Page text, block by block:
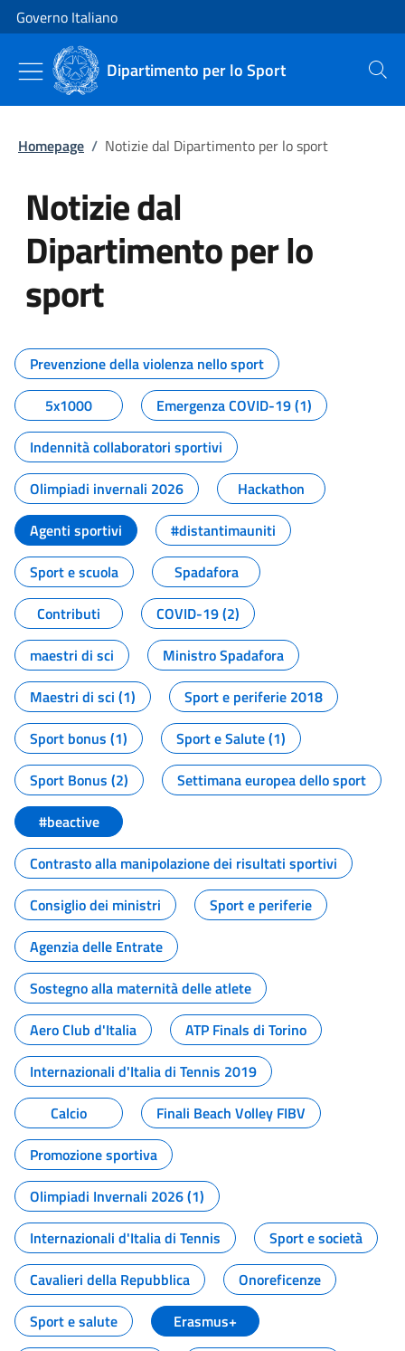
Vai al contenuto
Vai alla navigazione del sito
Governo Italiano
Dipartimento per lo Sport Cerca
Homepage / Notizie dal Dipartimento per lo sport
Notizie dal
Dipartimento per lo
sport
Tutti i contenuti della pagina
Prevenzione della violenza nello sport
5x1000
Emergenza COVID-19 (1)
Indennità collaboratori sportivi
Olimpiadi invernali 2026
Hackathon
Agenti sportivi
#distantimauniti
Sport e scuola
Spadafora
Contributi
COVID-19 (2)
maestri di sci
Ministro Spadafora
Maestri di sci (1)
Sport e periferie 2018
Sport bonus (1)
Sport e Salute (1)
Sport Bonus (2)
Settimana europea dello sport
#beactive
Contrasto alla manipolazione dei risultati sportivi
Consiglio dei ministri
Sport e periferie
Agenzia delle Entrate
Sostegno alla maternità delle atlete
Aero Club d'Italia
ATP Finals di Torino
Internazionali d'Italia di Tennis 2019
Calcio
Finali Beach Volley FIBV
Promozione sportiva
Olimpiadi Invernali 2026 (1)
Internazionali d'Italia di Tennis
Sport e società
Cavalieri della Repubblica
Onoreficenze
Sport e salute
Erasmus+